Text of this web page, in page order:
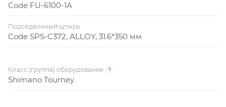
Code FU-6100-1A
Подседельный штырь
Code SPS-C372, ALLOY, 31.6*350 мм
Класс (группа) оборудования ?
Shimano Tourney